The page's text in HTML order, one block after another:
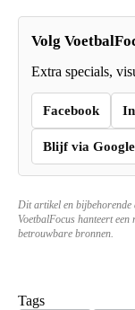
Volg
Extra specials,
Facebook
Blijf via
Dit artikel en bijbehorende
VoetbalFocus hanteert
betrouwbare bronnen.
Tags